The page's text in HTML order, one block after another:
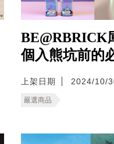
BE@RBRICK
個入熊坑前的
上架日期 2024/10/
嚴選商品